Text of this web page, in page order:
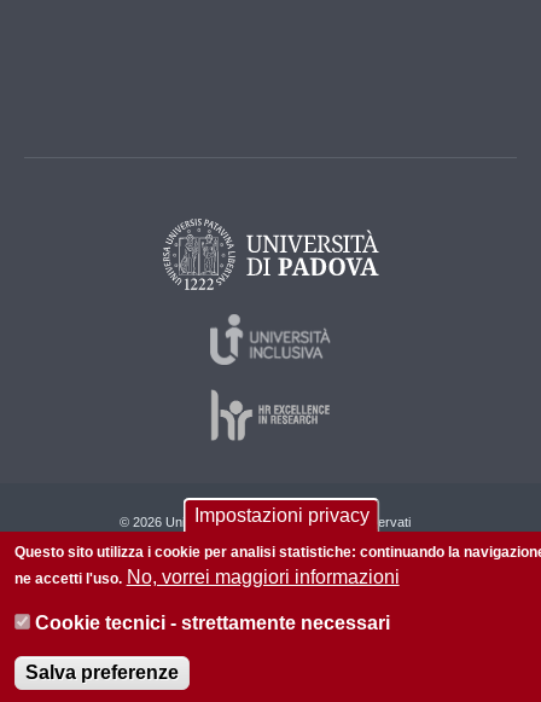
© 2026 Università di Padova - Tutti i diritti riservati
P.I. 00742430283 C.F. 80006480281
Impostazioni privacy
Questo sito utilizza i cookie per analisi statistiche: continuando la
ne accetti l'uso. No, vorrei maggiori informazioni
Cookie tecnici - strettamente necessari
Salva preferenze